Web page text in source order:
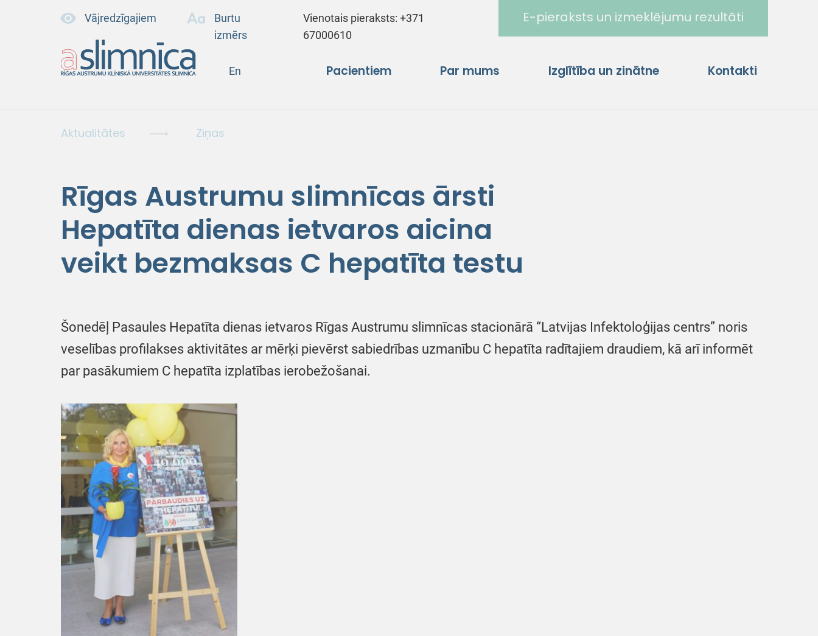
Vājredzīgajiem
Burtu
izmērs
Vienotais pieraksts:+371
67000610
E-pieraksts un izmeklējumu rezultāti
En Pacientiem Par mums Izglītība un zinātne Kontakti
Aktualitātes Ziņas
Rīgas Austrumu slimnīcas ārsti
Hepatīta dienas ietvaros aicina
veikt bezmaksas C hepatīta testu
Šonedēļ Pasaules Hepatīta dienas ietvaros Rīgas Austrumu slimnīcas stacionārā “Latvijas Infektoloģijas centrs” noris
veselības profilakses aktivitātes ar mērķi pievērst sabiedrības uzmanību C hepatīta radītajiem draudiem, kā arī informēt
par pasākumiem C hepatīta izplatības ierobežošanai.